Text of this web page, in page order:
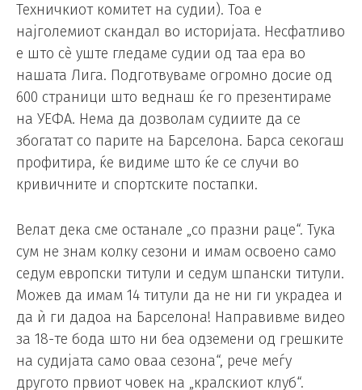
Техничкиот комитет на судии). Тоа е
најголемиот скандал во историјата. Несфатливо
е што сè уште гледаме судии од таа ера во
нашата Лига. Подготвуваме огромно досие од
600 страници што веднаш ќе го презентираме
на УЕФА. Нема да дозволам судиите да се
збогатат со парите на Барселона. Барса секогаш
профитира, ќе видиме што ќе се случи во
кривичните и спортските постапки.
Велат дека сме останале „со празни раце“. Тука
сум не знам колку сезони и имам освоено само
седум европски титули и седум шпански титули.
Можев да имам 14 титули да не ни ги украдеа и
да ѝ ги дадоа на Барселона! Направивме видео
за 18-те бода што ни беа одземени од грешките
на судијата само оваа сезона“, рече меѓу
другото првиот човек на „кралскиот клуб“.